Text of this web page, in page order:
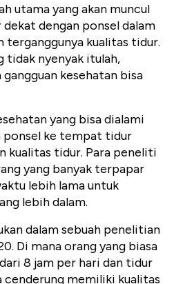
utama yang akan muncul
dengan ponsel dalam
terganggunya kualitas tidur.
tidak nyenyak itulah,
kesehatan bisa
yang bisa dialami
ponsel ke tempat tidur
kualitas tidur. Para peneliti
yang banyak terpapar
lebih lama untuk
lebih dalam.
dalam sebuah penelitian
Di mana orang yang biasa
8 jam per hari dan tidur
memiliki kualitas